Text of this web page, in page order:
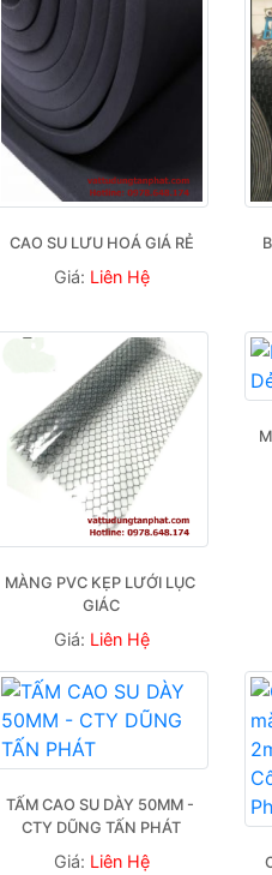
CAO SU LƯU HOÁ GIÁ RẺ
Giá: Liên Hệ
MÀNG PVC KẸP LƯỚI LỤC
GIÁC
Giá: Liên Hệ
TẤM CAO SU DÀY 50MM -
CTY DŨNG TẤN PHÁT
Giá: Liên Hệ